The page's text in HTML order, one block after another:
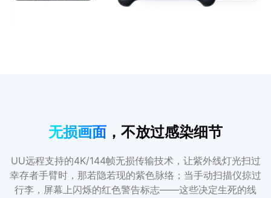
无损画面 ，不放过感染细节
UU远程支持的4K/144帧无损传输技术，让紫外线灯光扫过
幸存者手臂时，那若隐若现的紫色脉络；当手动扫描仪掠过
行李，屏幕上闪烁的红色警告标志——这些决定生死的线